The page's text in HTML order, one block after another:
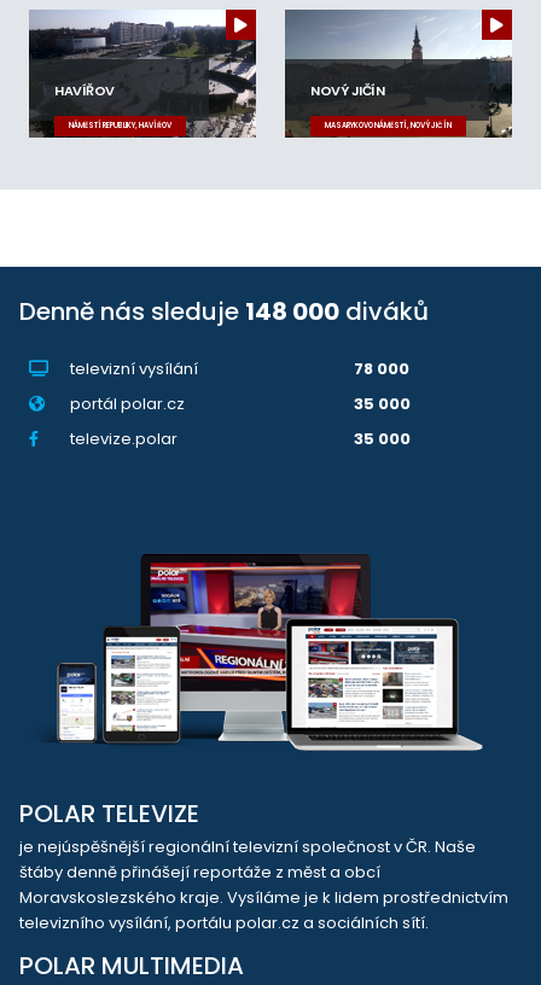
HAVÍŘOV
NÁMĚSTÍ REPUBLIKY, HAVÍŘOV
NOVÝ JIČÍN
MASARYKOVO NÁMĚSTÍ, NOVÝ JIČÍN
Denně nás sleduje 148 000 diváků
televizní vysílání
78 000
portál polar.cz
35 000
televize.polar
35 000
POLAR TELEVIZE
je nejúspěšnější regionální televizní společnost v ČR. Naše
štáby denně přinášejí reportáže z měst a obcí
Moravskoslezského kraje. Vysíláme je k lidem prostřednictvím
televizního vysílání, portálu polar.cz a sociálních sítí.
POLAR MULTIMEDIA